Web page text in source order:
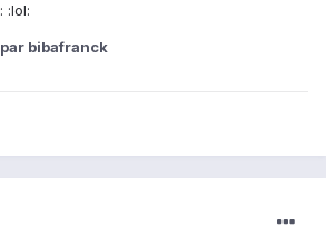
:lol:
par bibafranck